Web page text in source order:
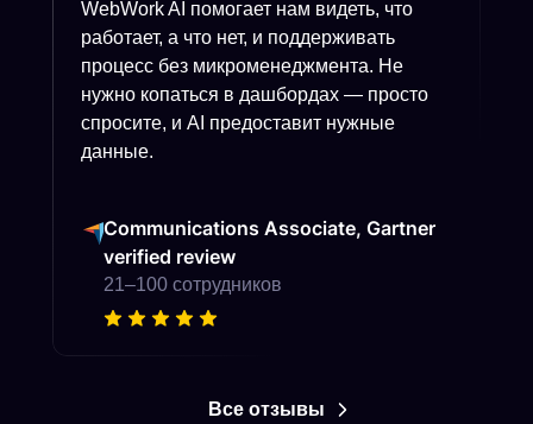
WebWork AI помогает нам видеть, что
работает, а что нет, и поддерживать
процесс без микроменеджмента. Не
нужно копаться в дашбордах — просто
спросите, и AI предоставит нужные
данные.
Communications Associate, Gartner
verified review
21–100 сотрудников
Все отзывы